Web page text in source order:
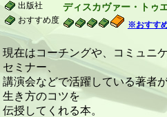
出版社 ディスカヴァー・トゥ
おすすめ度 ※おすす
現在はコーチングや、コミュニ
セミナー、
講演会などで活躍している著者
生き方のコツを
伝授してくれる本。